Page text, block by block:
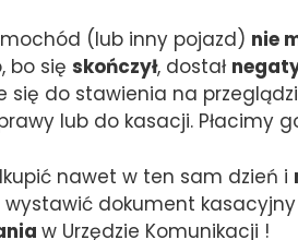
(lub inny pojazd) nie
bo się skończył, dostał
się do stawienia na
lub do kasacji. Płacimy
nawet w ten sam dzień i
wystawić dokument
w Urzędzie Komunikacji !